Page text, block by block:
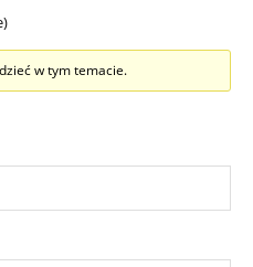
w tym temacie.